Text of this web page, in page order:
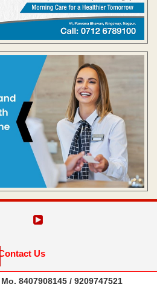
Contact Us
Mo. 8407908145 / 9209747521